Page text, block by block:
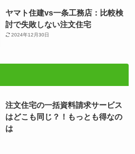
ヤマト住建vs一条工務店：比較検
討で失敗しない注文住宅
2024年12月30日
注文住宅の一括資料請求サービス
はどこも同じ？！もっとも得なの
は